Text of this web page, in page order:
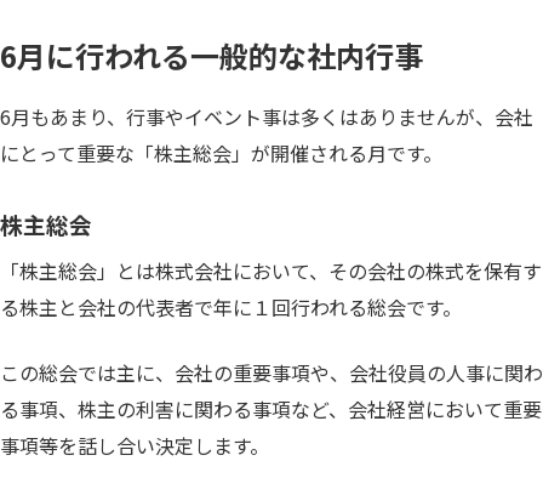
6月に行われる一般的な社内行事
6月もあまり、行事やイベント事は多くはありませんが、会社
にとって重要な「株主総会」が開催される月です。
株主総会
「株主総会」とは株式会社において、その会社の株式を保有す
る株主と会社の代表者で年に１回行われる総会です。
この総会では主に、会社の重要事項や、会社役員の人事に関わ
る事項、株主の利害に関わる事項など、会社経営において重要
事項等を話し合い決定します。